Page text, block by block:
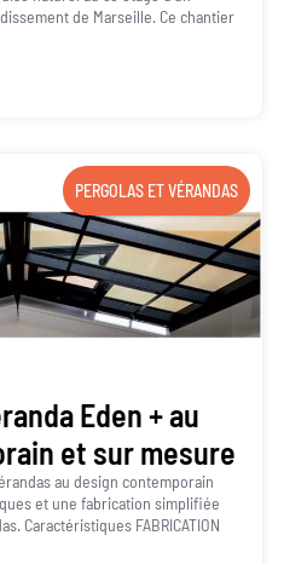
de Marseille. Ce chantier
PERGOLAS ET VÉRANDAS
Eden + au
et sur mesure
au design contemporain
et une fabrication simplifiée
Caractéristiques FABRICATION